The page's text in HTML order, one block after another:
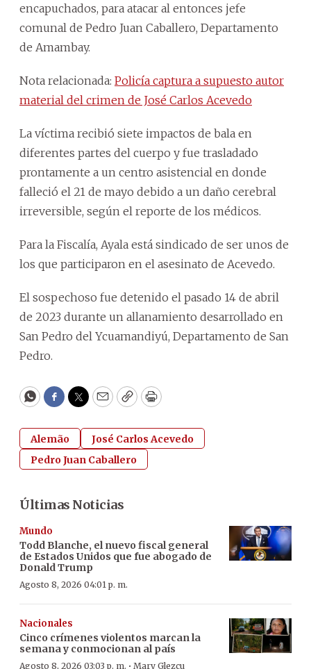
encapuchados, para atacar al entonces jefe
comunal de Pedro Juan Caballero, Departamento
de Amambay.
Nota relacionada: Policía captura a supuesto autor
material del crimen de José Carlos Acevedo
La víctima recibió siete impactos de bala en
diferentes partes del cuerpo y fue trasladado
prontamente a un centro asistencial en donde
falleció el 21 de mayo debido a un daño cerebral
irreversible, según el reporte de los médicos.
Para la Fiscalía, Ayala está sindicado de ser unos de
los que participaron en el asesinato de Acevedo.
El sospechoso fue detenido el pasado 14 de abril
de 2023 durante un allanamiento desarrollado en
San Pedro del Ycuamandiyú, Departamento de San
Pedro.
WhatsApp
Facebook
Twitter
EmailCopyPrint
Alemão
José Carlos Acevedo
Pedro Juan Caballero
Últimas Noticias
Mundo
Todd Blanche, el nuevo fiscal general
de Estados Unidos que fue abogado de
Donald Trump
Agosto 8, 2026 04:01 p. m.
Nacionales
Cinco crímenes violentos marcan la
semana y conmocionan al país
Agosto 8, 2026 03:03 p. m. Mary Glezcu